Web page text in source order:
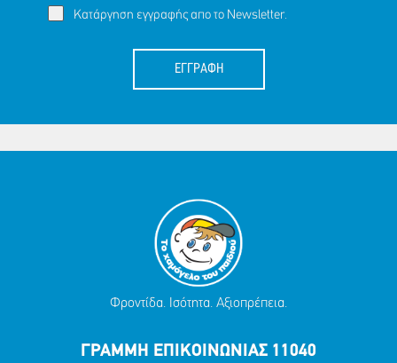
Κατάργηση εγγραφής απο το Newsletter.
ΕΓΓΡΑΦΗ
Φροντίδα. Ισότητα. Αξιοπρέπεια.
ΓΡΑΜΜΗ ΕΠΙΚΟΙΝΩΝΙΑΣ 11040